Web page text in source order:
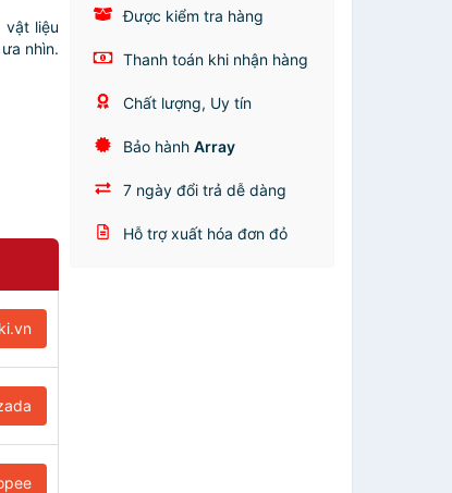
vật liệu
nhìn.
Được kiểm tra hàng
Thanh toán khi nhận hàng
Chất lượng, Uy tín
Bảo hànhArray
7 ngày đổi trả dễ dàng
Hỗ trợ xuất hóa đơn đỏ